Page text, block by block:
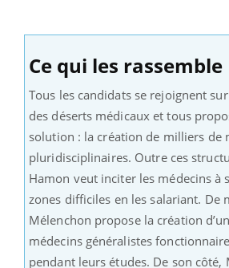
Ce qui les rassemble
Tous les candidats se rejoignent
des déserts médicaux et tous
solution : la création de milliers de
pluridisciplinaires. Outre ces
Hamon veut inciter les médecins à
zones difficiles en les salariant. De
Mélenchon propose la création
médecins généralistes
pendant leurs études. De son côté,